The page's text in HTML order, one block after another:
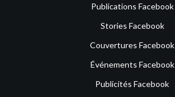
Publications Facebook
Stories Facebook
Couvertures Facebook
Événements Facebook
Publicités Facebook